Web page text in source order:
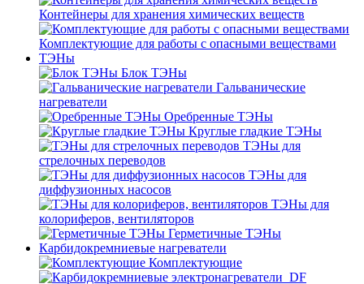
Контейнеры для хранения химических веществ
Комплектующие для работы с опасными веществами
ТЭНы
Блок ТЭНы
Гальванические
нагреватели
Оребренные ТЭНы
Круглые гладкие ТЭНы
ТЭНы для
стрелочных переводов
ТЭНы для
диффузионных насосов
ТЭНы для
колориферов, вентиляторов
Герметичные ТЭНы
Карбидокремниевые нагреватели
Комплектующие